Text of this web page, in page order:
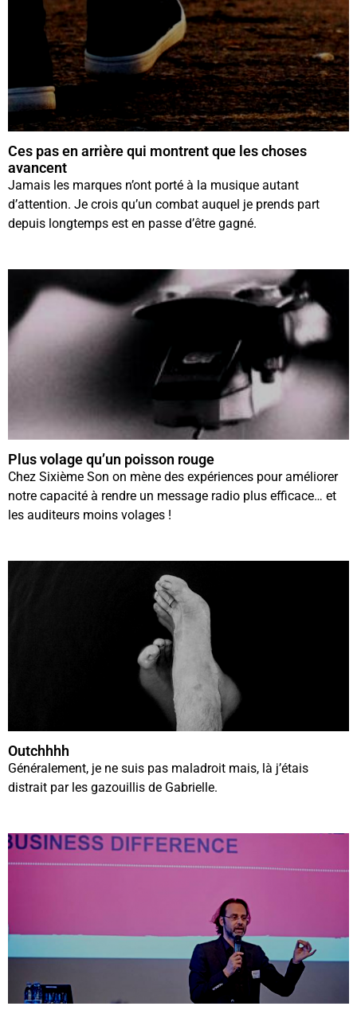
Ces pas en arrière qui montrent que les choses
avancent
Jamais les marques n’ont porté à la musique autant
d’attention. Je crois qu’un combat auquel je prends part
depuis longtemps est en passe d’être gagné.
Plus volage qu’un poisson rouge
Chez Sixième Son on mène des expériences pour améliorer
notre capacité à rendre un message radio plus efficace… et
les auditeurs moins volages !
Outchhhh
Généralement, je ne suis pas maladroit mais, là j’étais
distrait par les gazouillis de Gabrielle.